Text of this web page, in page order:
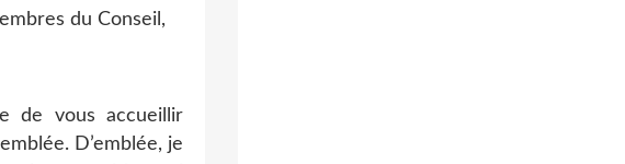
du Conseil,
de vous accueillir
D’emblée, je